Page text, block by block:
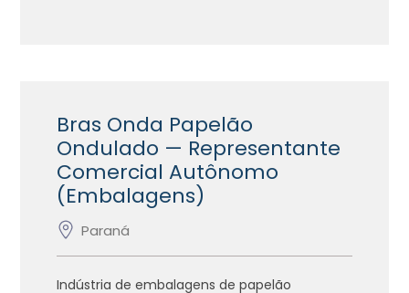
Bras Onda Papelão
Ondulado — Representante
Comercial Autônomo
(Embalagens)
Paraná
Indústria de embalagens de papelão